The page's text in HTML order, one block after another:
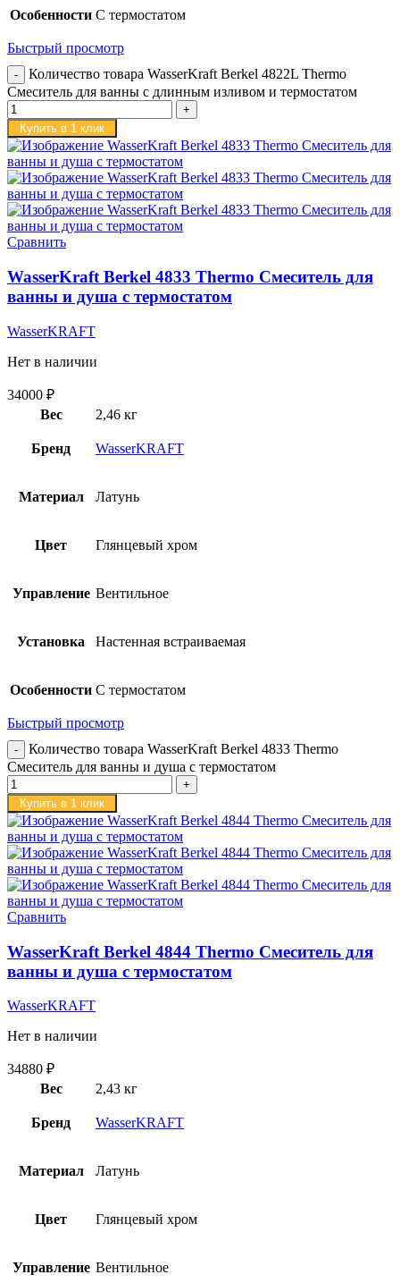
Особенности С термостатом
Быстрый просмотр
Количество товара WasserKraft Berkel 4822L Thermo
Смеситель для ванны с длинным изливом и термостатом
Купить в 1 клик
Сравнить
WasserKraft Berkel 4833 Thermo Cмеситель для
ванны и душа с термостатом
WasserKRAFT
Нет в наличии
34000 ₽
Вес
2,46 кг
Бренд WasserKRAFT
Материал Латунь
Цвет Глянцевый хром
Управление Вентильное
Установка Настенная встраиваемая
Особенности С термостатом
Быстрый просмотр
Количество товара WasserKraft Berkel 4833 Thermo
Cмеситель для ванны и душа с термостатом
Купить в 1 клик
Сравнить
WasserKraft Berkel 4844 Thermo Смеситель для
ванны и душа с термостатом
WasserKRAFT
Нет в наличии
34880 ₽
Вес
2,43 кг
Бренд WasserKRAFT
Материал Латунь
Цвет Глянцевый хром
Управление Вентильное